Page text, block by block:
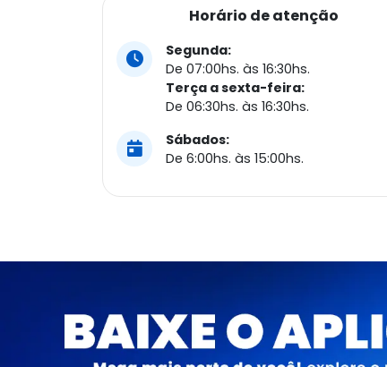
Horário de atenção
Segunda:
De 07:00hs. às 16:30hs.
Terça a sexta-feira:
De 06:30hs. às 16:30hs.
Sábados:
De 6:00hs. às 15:00hs.